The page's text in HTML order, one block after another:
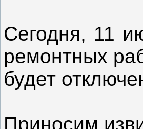
Сегодня, 11
ремонтных
будет
Приносим